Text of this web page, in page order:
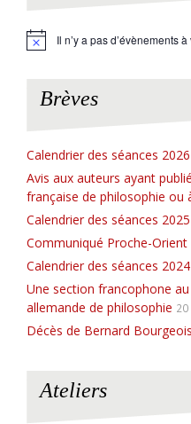
N
Il n’y a pas d’évènements à
Brèves
Calendrier des séances
Avis aux auteurs ayant
française de philosophie ou
Calendrier des séances
Communiqué Proche-
Calendrier des séances
Une section francophone
allemande de philosophie
Décès de Bernard Bourgeois
Ateliers